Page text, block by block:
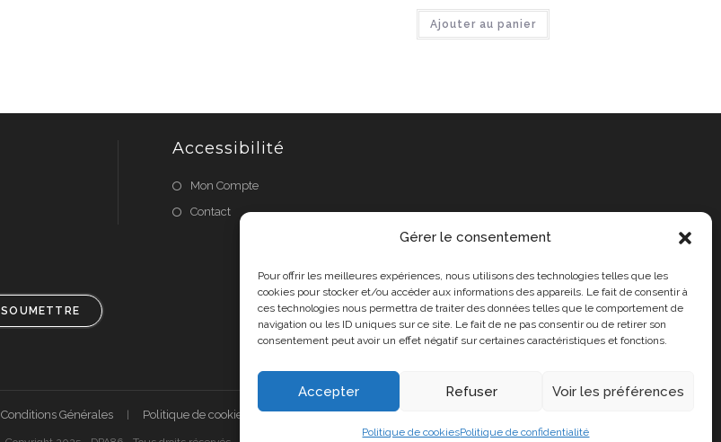
Gérer le consentement
Pour offrir les meilleures expériences, nous utilisons des technologies telles que les
cookies pour stocker et/ou accéder aux informations des appareils. Le fait de consentir à
ces technologies nous permettra de traiter des données telles que le comportement de
navigation ou les ID uniques sur ce site. Le fait de ne pas consentir ou de retirer son
consentement peut avoir un effet négatif sur certaines caractéristiques et fonctions.
Accepter Refuser Voir les préférences
Politique de cookiesPolitique de confidentialité
Ajouter au panier
SOUMETTRE
Accessibilité
Mon Compte
Contact
Conditions Générales Politique de cookies (UE) A propos de nous